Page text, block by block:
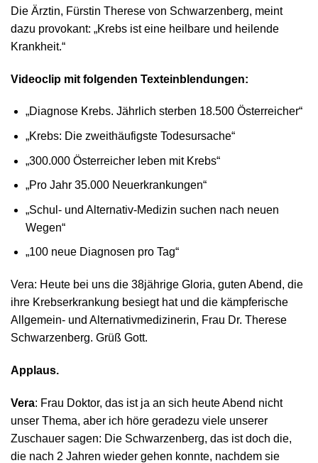
Die Ärztin, Fürstin Therese von Schwarzenberg, meint
dazu provokant: „Krebs ist eine heilbare und heilende
Krankheit.“
Videoclip mit folgenden Texteinblendungen:
„Diagnose Krebs. Jährlich sterben 18.500 Österreicher“
„Krebs: Die zweithäufigste Todesursache“
„300.000 Österreicher leben mit Krebs“
„Pro Jahr 35.000 Neuerkrankungen“
„Schul- und Alternativ-Medizin suchen nach neuen
Wegen“
„100 neue Diagnosen pro Tag“
Vera: Heute bei uns die 38jährige Gloria, guten Abend, die
ihre Krebserkrankung besiegt hat und die kämpferische
Allgemein- und Alternativmedizinerin, Frau Dr. Therese
Schwarzenberg. Grüß Gott.
Applaus.
Vera: Frau Doktor, das ist ja an sich heute Abend nicht
unser Thema, aber ich höre geradezu viele unserer
Zuschauer sagen: Die Schwarzenberg, das ist doch die,
die nach 2 Jahren wieder gehen konnte, nachdem sie